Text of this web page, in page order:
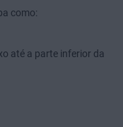
como:
até a parte inferior da